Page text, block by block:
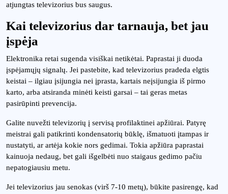
atjungtas televizorius bus saugus.
Kai televizorius dar tarnauja, bet jau
įspėja
Elektronika retai sugenda visiškai netikėtai. Paprastai ji duoda
įspėjamųjų signalų. Jei pastebite, kad televizorius pradeda elgtis
keistai – ilgiau įsijungia nei įprasta, kartais neįsijungia iš pirmo
karto, arba atsiranda minėti keisti garsai – tai geras metas
pasirūpinti prevencija.
Galite nuvežti televizorių į servisą profilaktinei apžiūrai. Patyrę
meistrai gali patikrinti kondensatorių būklę, išmatuoti įtampas ir
nustatyti, ar artėja kokie nors gedimai. Tokia apžiūra paprastai
kainuoja nedaug, bet gali išgelbėti nuo staigaus gedimo pačiu
nepatogiausiu metu.
Jei televizorius jau senokas (virš 7-10 metų), būkite pasirengę, kad